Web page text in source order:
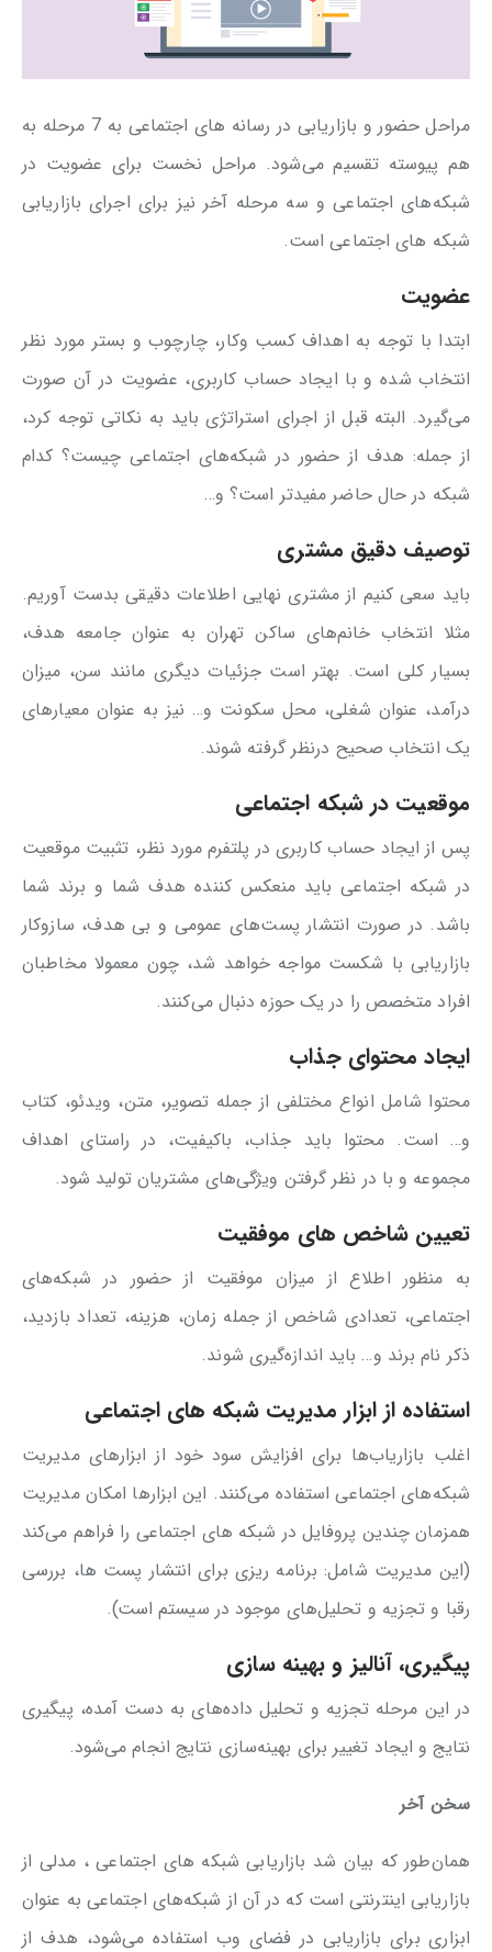
مراحل حضور و بازاریابی در رسانه های اجتماعی به 7 مرحله به
هم پیوسته تقسیم می‌شود. مراحل نخست برای عضویت در
شبکه‌های اجتماعی و سه مرحله آخر نیز برای اجرای بازاریابی
شبکه های اجتماعی است.
عضویت
ابتدا با توجه به اهداف کسب وکار، چارچوب و بستر مورد نظر
انتخاب شده و با ایجاد حساب کاربری، عضویت در آن صورت
می‌گیرد. البته قبل از اجرای استراتژی باید به نکاتی توجه کرد،
از جمله: هدف از حضور در شبکه‌های اجتماعی چیست؟ کدام
شبکه در حال حاضر مفیدتر است؟ و…
توصیف دقیق مشتری
باید سعی کنیم از مشتری نهایی اطلاعات دقیقی بدست آوریم.
مثلا انتخاب خانم‌های ساکن تهران به عنوان جامعه هدف،
بسیار کلی است. بهتر است جزئیات دیگری مانند سن، میزان
درآمد، عنوان شغلی، محل سکونت و… نیز به عنوان معیارهای
یک انتخاب صحیح درنظر گرفته شوند.
موقعیت در شبکه اجتماعی
پس از ایجاد حساب کاربری در پلتفرم مورد نظر، تثبیت موقعیت
در شبکه اجتماعی باید منعکس کننده هدف شما و برند شما
باشد. در صورت انتشار پست‌های عمومی و بی هدف، سازوکار
بازاریابی با شکست مواجه خواهد شد، چون معمولا مخاطبان
افراد متخصص را در یک حوزه دنبال می‌کنند.
ایجاد محتوای جذاب
محتوا شامل انواع مختلفی از جمله تصویر، متن، ویدئو، کتاب
و… است. محتوا باید جذاب، باکیفیت، در راستای اهداف
مجموعه و با در نظر گرفتن ویژگی‌های مشتریان تولید شود.
تعیین شاخص های موفقیت
به منظور اطلاع از میزان موفقیت از حضور در شبکه‌های
اجتماعی، تعدادی شاخص از جمله زمان، هزینه، تعداد بازدید،
ذکر نام برند و… باید اندازه‌گیری شوند.
استفاده از ابزار مدیریت شبکه های اجتماعی
اغلب بازاریاب‌ها برای افزایش سود خود از ابزارهای مدیریت
شبکه‌های اجتماعی استفاده می‌کنند. این ابزارها امکان مدیریت
همزمان چندین پروفایل در شبکه های اجتماعی را فراهم می‌کند
(این مدیریت شامل: برنامه ریزی برای انتشار پست ها، بررسی
رقبا و تجزیه و تحلیل‌های موجود در سیستم است).
پیگیری، آنالیز و بهینه سازی
در این مرحله تجزیه و تحلیل داده‌های به دست آمده، پیگیری
نتایج و ایجاد تغییر برای بهینه‌سازی نتایج انجام می‌شود.
سخن آخر
همان‌طور که بیان شد بازاریابی شبکه ‌های اجتماعی ، مدلی از
بازاریابی اینترنتی است که در آن از شبکه‌های اجتماعی به عنوان
ابزاری برای بازاریابی در فضای وب استفاده می‌شود، هدف از